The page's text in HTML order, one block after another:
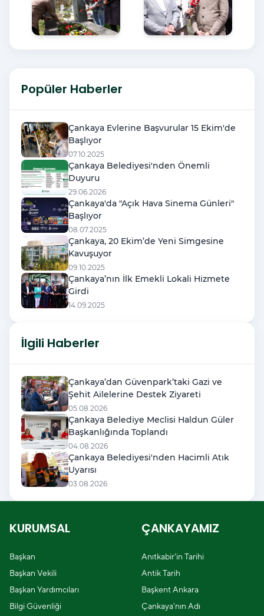
Popüler Haberler
Çankaya Evlerine Başvurular 15 Ekim'de
Başlıyor
07.10.2025
Çankaya Belediyesi'nden Önemli
Duyuru
29.06.2026
Çankaya'da "Açık Hava Sinema Günleri"
Başlıyor
08.07.2025
Çankaya, 20 Ekim’de Yeni Simgesine
Kavuşuyor
09.10.2025
Çankaya’nın İlk Emekli Lokali Hizmete
Girdi
14.09.2025
İlgili Haberler
Çankaya’dan Güvenpark’taki Gazi ve
Şehit Ailelerine Destek Ziyareti
05.08.2026
Çankaya Belediye Meclisi Haldun Güler
Başkanlığında Toplandı
04.08.2026
Çankaya Belediyesi'nden Hacimli Atık
Uyarısı
03.08.2026
KURUMSAL
Başkan
Başkan Vekili
Başkan Yardımcıları
Bilgi Güvenliği
ÇANKAYAMIZ
Anıtkabir'in Tarihi
Antik Tarih
Başkent Ankara
Çankaya'nın Adı